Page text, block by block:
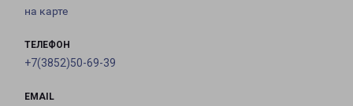
на карте
ТЕЛЕФОН
+7(3852)50-69-39
EMAIL